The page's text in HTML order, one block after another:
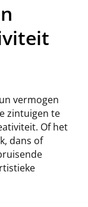
vermogen
zintuigen te
Of het
dans of